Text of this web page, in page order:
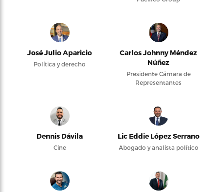
José Julio Aparicio
Política y derecho
Carlos Johnny Méndez
Núñez
Presidente Cámara de
Representantes
Dennis Dávila
Cine
Lic Eddie López Serrano
Abogado y analista político